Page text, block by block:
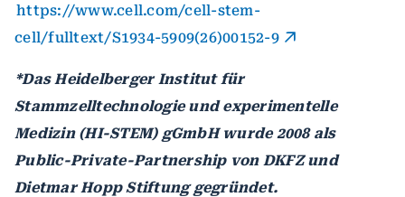
https://www.cell.com/cell-stem-
cell/fulltext/S1934-5909(26)00152-9
*Das Heidelberger Institut für
Stammzelltechnologie und experimentelle
Medizin (HI-STEM) gGmbH wurde 2008 als
Public-Private-Partnership von DKFZ und
Dietmar Hopp Stiftung gegründet.